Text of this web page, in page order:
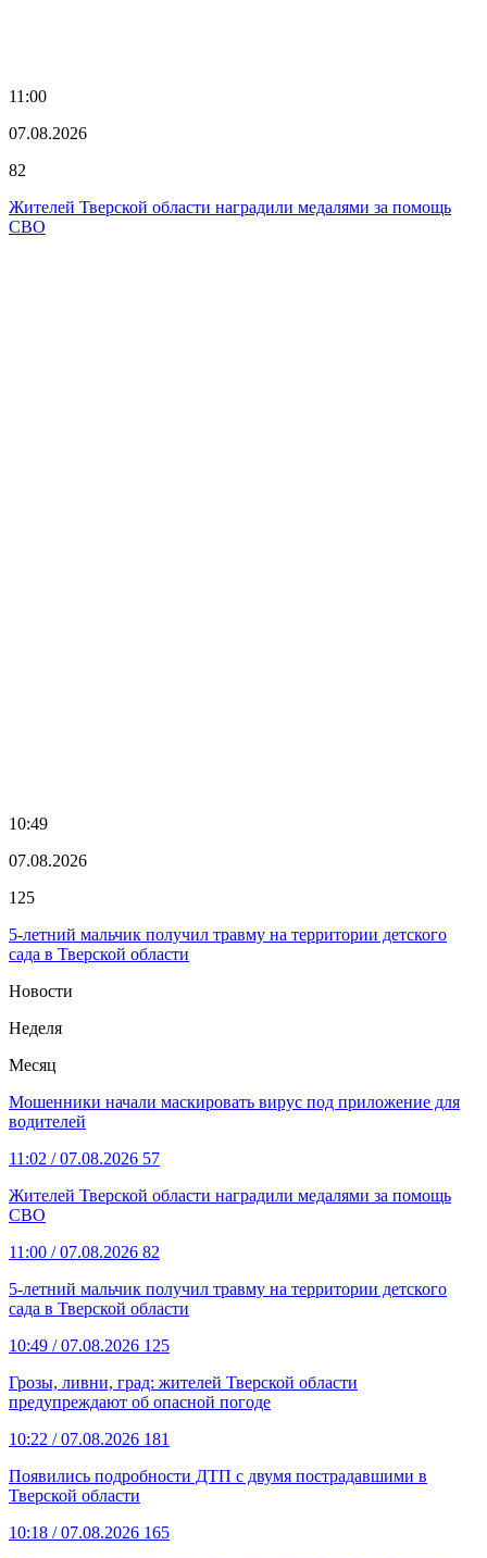
11:00
07.08.2026
82
Жителей Тверской области наградили медалями за помощь
СВО
10:49
07.08.2026
125
5-летний мальчик получил травму на территории детского
сада в Тверской области
Новости
Неделя
Месяц
Мошенники начали маскировать вирус под приложение для
водителей
11:02 / 07.08.2026 57
Жителей Тверской области наградили медалями за помощь
СВО
11:00 / 07.08.2026 82
5-летний мальчик получил травму на территории детского
сада в Тверской области
10:49 / 07.08.2026 125
Грозы, ливни, град: жителей Тверской области
предупреждают об опасной погоде
10:22 / 07.08.2026 181
Появились подробности ДТП с двумя пострадавшими в
Тверской области
10:18 / 07.08.2026 165